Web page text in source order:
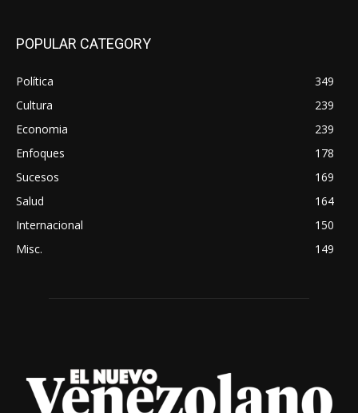
POPULAR CATEGORY
Política
349
Cultura
239
Economia
239
Enfoques
178
Sucesos
169
Salud
164
Internacional
150
Misc.
149